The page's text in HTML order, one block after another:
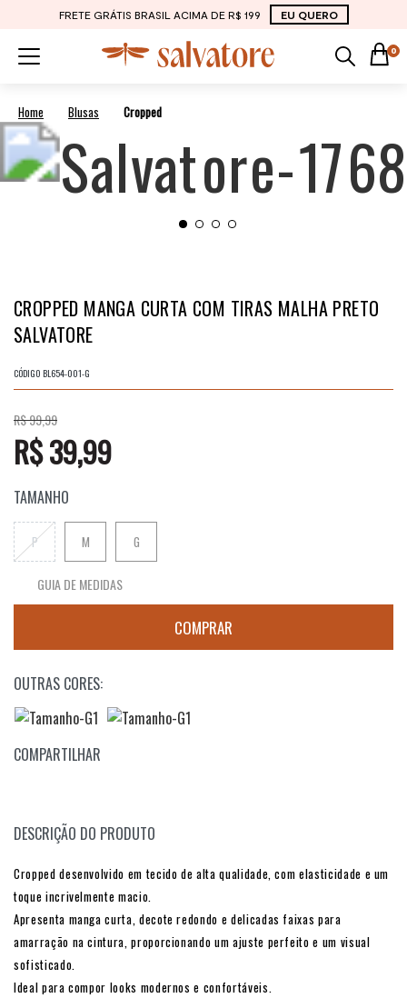
FRETE GRÁTIS BRASIL ACIMA DE R$ 199 EU QUERO
0
Blusas Cropped
CROPPED MANGA CURTA COM TIRAS MALHA PRETO
SALVATORE
CÓDIGO BL654-001-G
R$ 99,99
R$ 39,99
TAMANHO
P M G
GUIA DE MEDIDAS
OUTRAS CORES:
COMPARTILHAR
DESCRIÇÃO DO PRODUTO
Cropped desenvolvido em tecido de alta qualidade, com elasticidade e um
toque incrivelmente macio.
Apresenta manga curta, decote redondo e delicadas faixas para
amarração na cintura, proporcionando um ajuste perfeito e um visual
sofisticado.
Ideal para compor looks modernos e confortáveis.